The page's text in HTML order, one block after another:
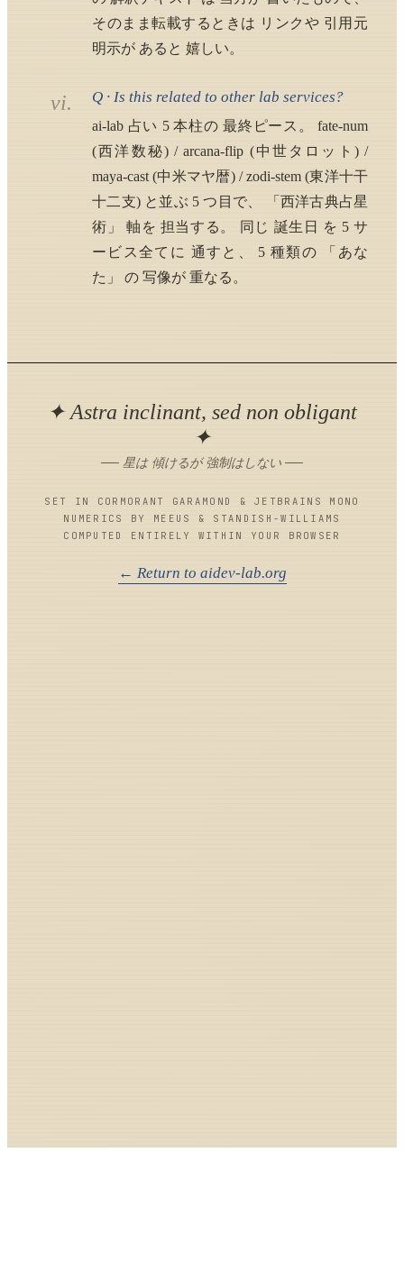
そのまま転載するときは リンクや 引用元
明示が あると 嬉しい。
vi. Q · Is this related to other lab services?
ai-lab 占い 5 本柱の 最終ピース。 fate-num
(西洋数秘) / arcana-flip (中世タロット) /
maya-cast (中米マヤ暦) / zodi-stem (東洋十干
十二支) と並ぶ 5 つ目で、 「西洋古典占星
術」 軸を 担当する。 同じ 誕生日 を 5 サ
ービス全てに 通すと、 5 種類の 「あな
た」 の 写像が 重なる。
✦ Astra inclinant, sed non obligant
✦
── 星は 傾けるが 強制はしない ──
SET IN CORMORANT GARAMOND & JETBRAINS MONO
NUMERICS BY MEEUS & STANDISH-WILLIAMS
COMPUTED ENTIRELY WITHIN YOUR BROWSER
← Return to aidev-lab.org